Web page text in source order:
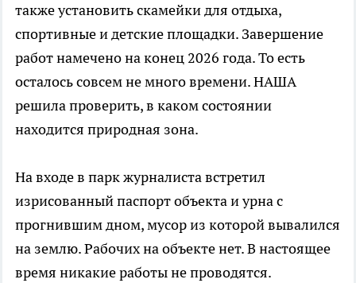
также установить скамейки для отдыха,
спортивные и детские площадки. Завершение
работ намечено на конец 2026 года. То есть
осталось совсем не много времени. НАША
решила проверить, в каком состоянии
находится природная зона.
На входе в парк журналиста встретил
изрисованный паспорт объекта и урна с
прогнившим дном, мусор из которой вывалился
на землю. Рабочих на объекте нет. В настоящее
время никакие работы не проводятся.